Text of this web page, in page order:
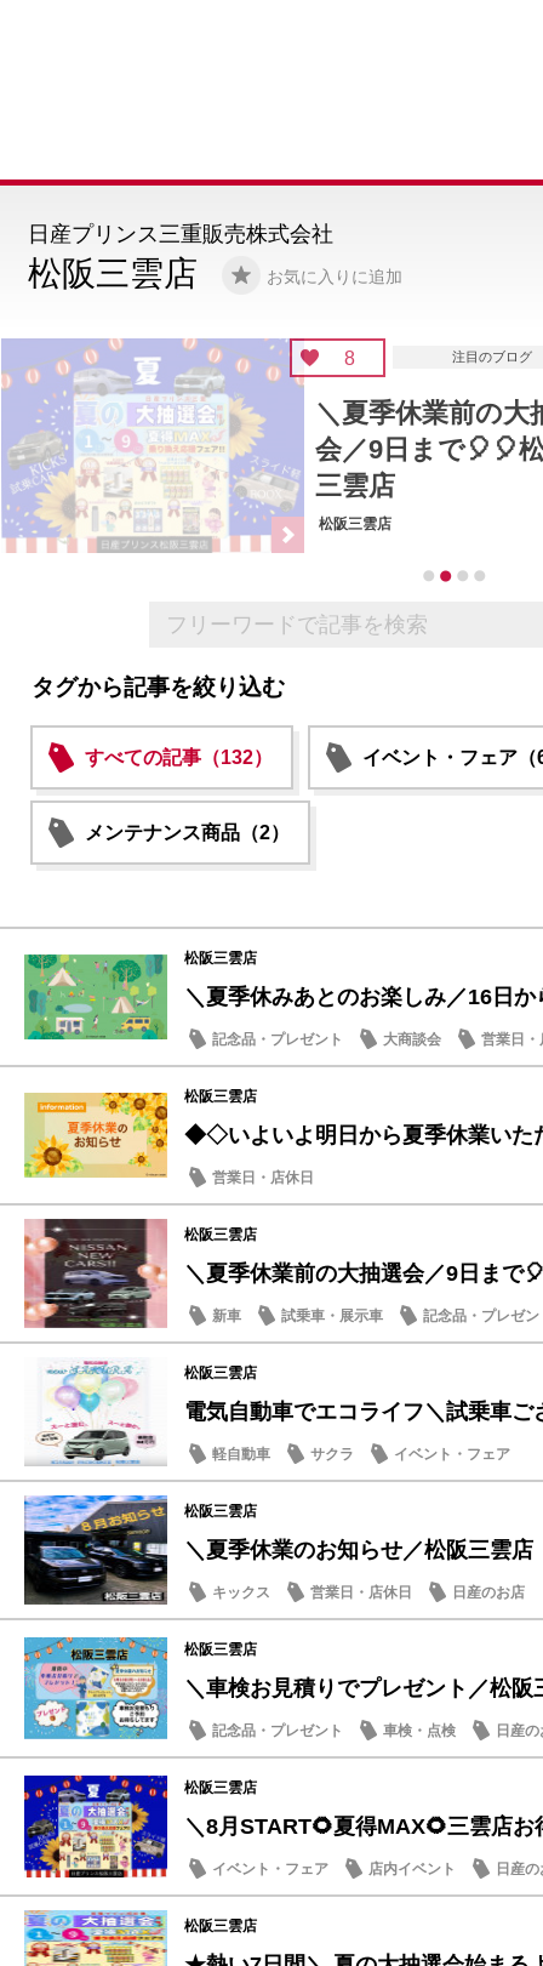
松阪三雲店 お気に入りに追加
日産プリンス三重販売株式会社
注目のブログ
＼夏季休業前の大抽選
会／9日まで🎈🎈松阪
三雲店
松阪三雲店
タグから記事を絞り込む
すべての記事（132） イベント・フェア（
メンテナンス商品（2）
松阪三雲店
＼夏季休みあとのお楽しみ／16日
記念品・プレゼント 大商談会 営業日・
松阪三雲店
◆◇いよいよ明日から夏季休業い
営業日・店休日
松阪三雲店
＼夏季休業前の大抽選会／9日まで
新車 試乗車・展示車 記念品・プレゼン
松阪三雲店
電気自動車でエコライフ＼試乗車ご
軽自動車 サクラ イベント・フェア
松阪三雲店
＼夏季休業のお知らせ／松阪三雲店
キックス 営業日・店休日 日産のお店
松阪三雲店
＼車検お見積りでプレゼント／松阪
記念品・プレゼント 車検・点検 日産
松阪三雲店
＼8月START🌻夏得MAX🌻三雲店お
イベント・フェア 店内イベント 日産
松阪三雲店